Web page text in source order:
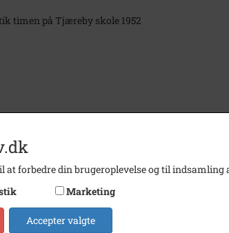
timen på Tjæreby skole 1952
at forbedre din brugeroplevelse og til indsamling
Marketing
Accepter valgte